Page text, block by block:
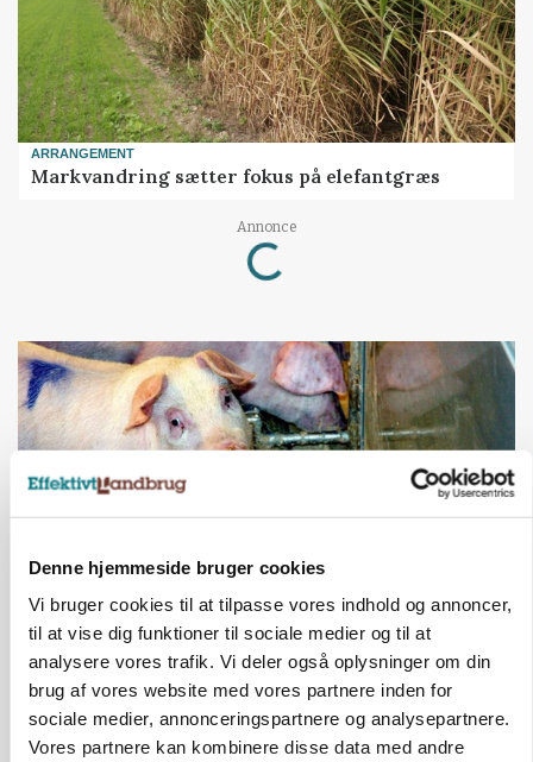
Denne hjemmeside bruger cookies
Vi bruger cookies til at tilpasse vores indhold og annoncer,
til at vise dig funktioner til sociale medier og til at
analysere vores trafik. Vi deler også oplysninger om din
brug af vores website med vores partnere inden for
sociale medier, annonceringspartnere og analysepartnere.
Vores partnere kan kombinere disse data med andre
ARRANGEMENT
Markvandring sætter fokus på elefantgræs
Annonce
Loading...
GRISE
Danish Crown slår igen i noteringsstrid: Tysk
gab er 3 kroner – ikke 4,30
Annonce